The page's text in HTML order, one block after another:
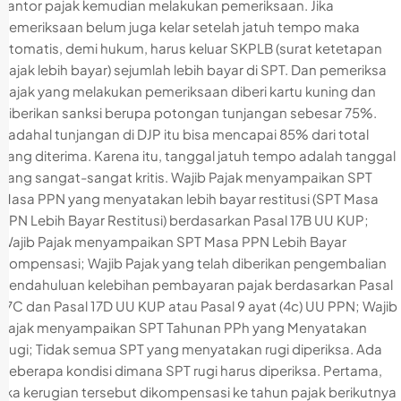
kantor pajak kemudian melakukan pemeriksaan. Jika
pemeriksaan belum juga kelar setelah jatuh tempo maka
otomatis, demi hukum, harus keluar SKPLB (surat ketetapan
pajak lebih bayar) sejumlah lebih bayar di SPT. Dan pemeriksa
pajak yang melakukan pemeriksaan diberi kartu kuning dan
diberikan sanksi berupa potongan tunjangan sebesar 75%.
Padahal tunjangan di DJP itu bisa mencapai 85% dari total
yang diterima. Karena itu, tanggal jatuh tempo adalah tanggal
yang sangat-sangat kritis. Wajib Pajak menyampaikan SPT
Masa PPN yang menyatakan lebih bayar restitusi (SPT Masa
PPN Lebih Bayar Restitusi) berdasarkan Pasal 17B UU KUP;
Wajib Pajak menyampaikan SPT Masa PPN Lebih Bayar
Kompensasi; Wajib Pajak yang telah diberikan pengembalian
pendahuluan kelebihan pembayaran pajak berdasarkan Pasal
17C dan Pasal 17D UU KUP atau Pasal 9 ayat (4c) UU PPN; Wajib
Pajak menyampaikan SPT Tahunan PPh yang Menyatakan
Rugi; Tidak semua SPT yang menyatakan rugi diperiksa. Ada
beberapa kondisi dimana SPT rugi harus diperiksa. Pertama,
jika kerugian tersebut dikompensasi ke tahun pajak berikutnya